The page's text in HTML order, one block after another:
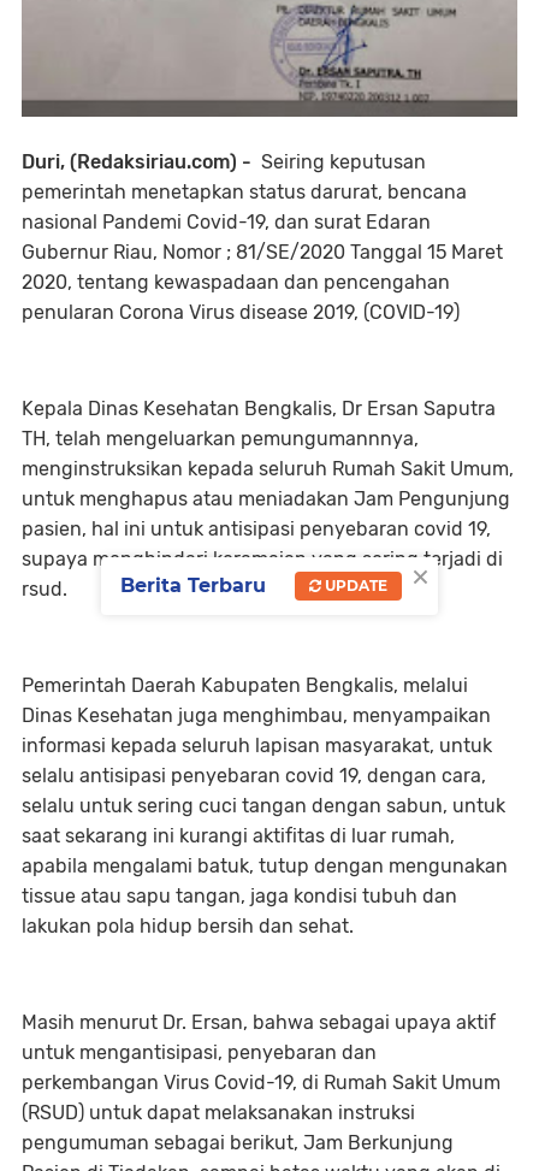
Duri, (Redaksiriau.com) - Seiring keputusan
pemerintah menetapkan status darurat, bencana
nasional Pandemi Covid-19, dan surat Edaran
Gubernur Riau, Nomor ; 81/SE/2020 Tanggal 15 Maret
2020, tentang kewaspadaan dan pencengahan
penularan Corona Virus disease 2019, (COVID-19)
Kepala Dinas Kesehatan Bengkalis, Dr Ersan Saputra
TH, telah mengeluarkan pemungumannnya,
menginstruksikan kepada seluruh Rumah Sakit Umum,
untuk menghapus atau meniadakan Jam Pengunjung
pasien, hal ini untuk antisipasi penyebaran covid 19,
supaya menghindari keramaian yang sering terjadi di
rsud.
Pemerintah Daerah Kabupaten Bengkalis, melalui
Dinas Kesehatan juga menghimbau, menyampaikan
informasi kepada seluruh lapisan masyarakat, untuk
selalu antisipasi penyebaran covid 19, dengan cara,
selalu untuk sering cuci tangan dengan sabun, untuk
saat sekarang ini kurangi aktifitas di luar rumah,
apabila mengalami batuk, tutup dengan mengunakan
tissue atau sapu tangan, jaga kondisi tubuh dan
lakukan pola hidup bersih dan sehat.
Masih menurut Dr. Ersan, bahwa sebagai upaya aktif
untuk mengantisipasi, penyebaran dan
perkembangan Virus Covid-19, di Rumah Sakit Umum
(RSUD) untuk dapat melaksanakan instruksi
pengumuman sebagai berikut, Jam Berkunjung
×
Berita Terbaru UPDATE